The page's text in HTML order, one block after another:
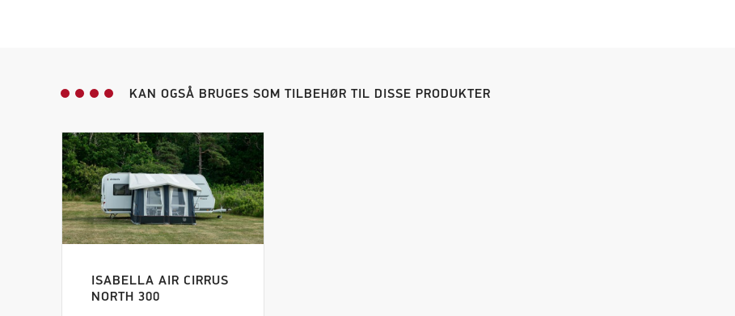
KAN OGSÅ BRUGES SOM TILBEHØR TIL DISSE PRODUKTER
ISABELLA AIR CIRRUS
NORTH 300